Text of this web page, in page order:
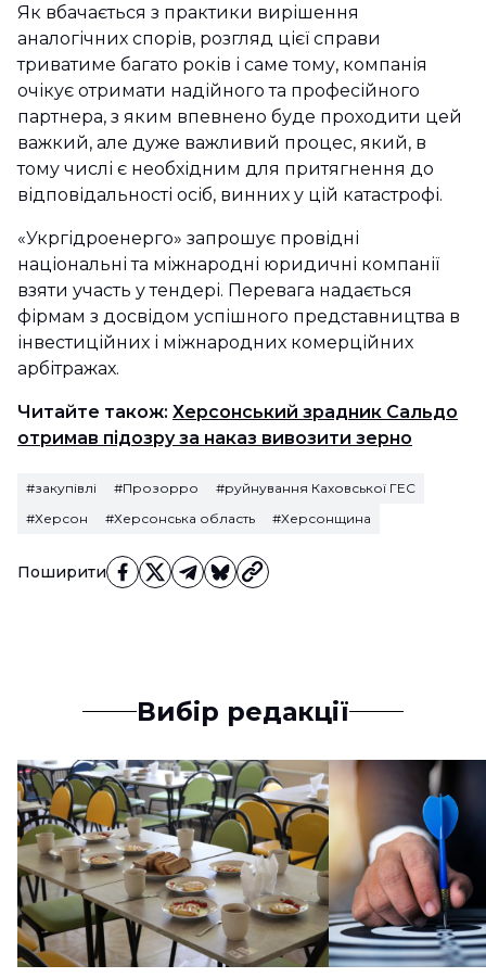
Поширити
Як вбачається з практики вирішення
аналогічних спорів, розгляд цієї справи
триватиме багато років і саме тому, компанія
очікує отримати надійного та професійного
партнера, з яким впевнено буде проходити цей
важкий, але дуже важливий процес, який, в
тому числі є необхідним для притягнення до
відповідальності осіб, винних у цій катастрофі.
«Укргідроенерго» запрошує провідні
національні та міжнародні юридичні компанії
взяти участь у тендері. Перевага надається
фірмам з досвідом успішного представництва в
інвестиційних і міжнародних комерційних
арбітражах.
Читайте також: Херсонський зрадник Сальдо
отримав підозру за наказ вивозити зерно
#закупівлі #Прозорро
#руйнування Каховської ГЕС
#Херсон
#Херсонська область #Херсонщина
Вибір редакції